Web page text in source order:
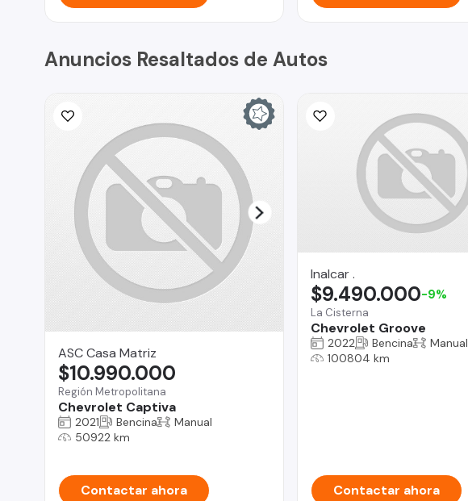
Anuncios Resaltados de Autos
ASC Casa Matriz
Región Metropolitana
Chevrolet Captiva
$10.990.000
2021 Bencina
Manual
50922 km
Contactar ahora
Inalcar .
La Cisterna
Chevrolet Groove
$9.490.000-9%
2022 Bencina
Manual
100804 km
Contactar ahora